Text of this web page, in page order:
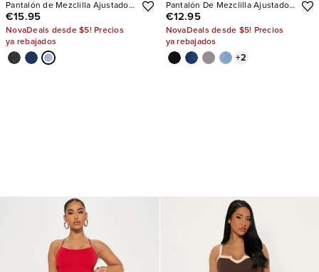
Pantalón de Mezclilla Ajustado
Tiro Alto Con Stretch San Diego
Sculpting
€15.95
NovaDeals desde $5! Precios
ya rebajados
Pantalón De Mezclilla Ajustado
Con Stretch Vibe Check Curvy
€12.95
NovaDeals desde $5! Precios
ya rebajados
+2